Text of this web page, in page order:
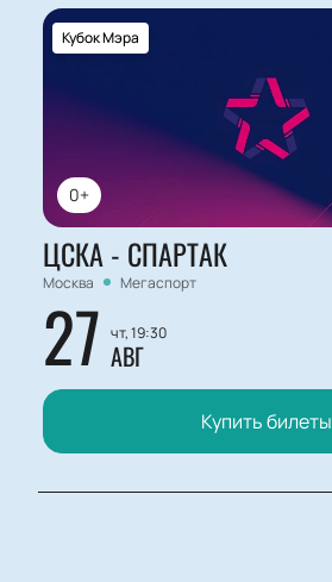
0+
Кубок Мэра
ЦСКА - СПАРТАК
Москва Мегаспорт
27 чт, 19:30
АВГ
Купить билеты